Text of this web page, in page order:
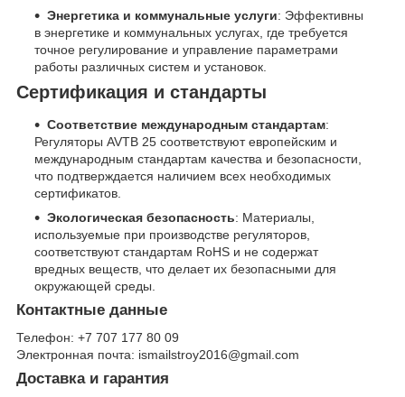
Энергетика и коммунальные услуги: Эффективны
в энергетике и коммунальных услугах, где требуется
точное регулирование и управление параметрами
работы различных систем и установок.
Сертификация и стандарты
Соответствие международным стандартам:
Регуляторы AVTB 25 соответствуют европейским и
международным стандартам качества и безопасности,
что подтверждается наличием всех необходимых
сертификатов.
Экологическая безопасность: Материалы,
используемые при производстве регуляторов,
соответствуют стандартам RoHS и не содержат
вредных веществ, что делает их безопасными для
окружающей среды.
Контактные данные
Телефон: +7 707 177 80 09
Электронная почта: ismailstroy2016@gmail.com
Доставка и гарантия